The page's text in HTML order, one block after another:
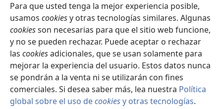
Para que usted tenga la mejor experiencia posible,
usamos cookiesy otras tecnologías similares. Algunas
cookiesson necesarias para que el sitio web funcione,
y no se pueden rechazar. Puede aceptar o rechazar
las cookiesadicionales, que se usan solamente para
mejorar la experiencia del usuario. Estos datos nunca
se pondrán a la venta ni se utilizarán con fines
comerciales. Si desea saber más, lea nuestra Política
global sobre el uso decookiesy otras tecnologías.
una
nueva
ventana)
JW Hub
(abre
una
nueva
ventana)
JW Library®
Watchtower Library